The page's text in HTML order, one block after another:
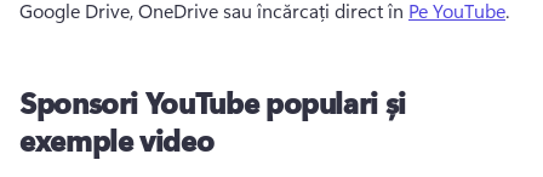
Google Drive, OneDrive sau încărcați direct în Pe YouTube.
Sponsori YouTube populari și
exemple video